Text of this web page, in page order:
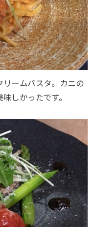
ームパスタ。カニの
しかったです。